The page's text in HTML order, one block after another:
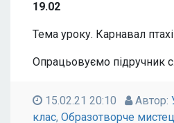
19.02
Тема уроку. Карнавал
Опрацьовуємо підручник
15.02.21 20:10 Автор:
клас, Образотворче